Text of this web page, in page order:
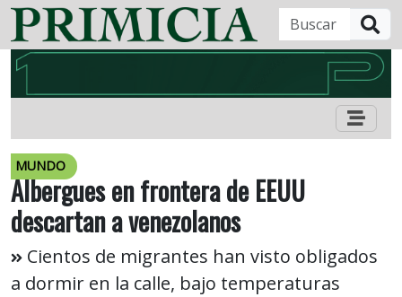
MUNDO
Albergues en frontera de EEUU
descartan a venezolanos
Cientos de migrantes han visto obligados
a dormir en la calle, bajo temperaturas